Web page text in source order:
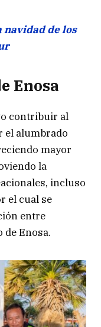
navidad de los
Enosa
contribuir al
el alumbrado
mayor
la
incluso
el cual se
entre
Enosa.